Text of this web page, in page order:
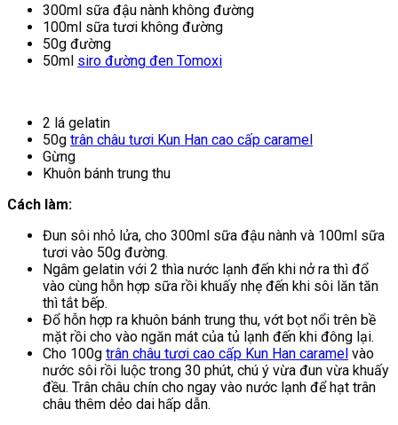
300ml sữa đậu nành không đường
100ml sữa tươi không đường
50g đường
50ml siro đường đen Tomoxi
2 lá gelatin
50g trân châu tươi Kun Han cao cấp caramel
Gừng
Khuôn bánh trung thu
Cách làm:
Đun sôi nhỏ lửa, cho 300ml sữa đậu nành và 100ml sữa
tươi vào 50g đường.
Ngâm gelatin với 2 thìa nước lạnh đến khi nở ra thì đổ
vào cùng hỗn hợp sữa rồi khuấy nhẹ đến khi sôi lăn tăn
thì tắt bếp.
Đổ hỗn hợp ra khuôn bánh trung thu, vớt bọt nổi trên bề
mặt rồi cho vào ngăn mát của tủ lạnh đến khi đông lại.
Cho 100g trân châu tươi cao cấp Kun Han caramel vào
nước sôi rồi luộc trong 30 phút, chú ý vừa đun vừa khuấy
đều. Trân châu chín cho ngay vào nước lạnh để hạt trân
châu thêm dẻo dai hấp dẫn.